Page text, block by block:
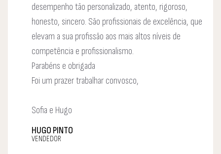
desempenho tão personalizado, atento, rigoroso,
honesto, sincero. São profissionais de excelência, que
elevam a sua profissão aos mais altos níveis de
competência e profissionalismo.
Parabéns e obrigada
Foi um prazer trabalhar convosco,
Sofia e Hugo
HUGO PINTO
VENDEDOR